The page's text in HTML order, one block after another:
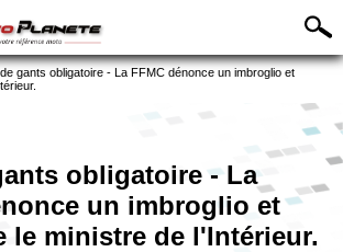
gants obligatoire - La FFMC dénonce un imbroglio et
obligatoire - La
un imbroglio et
le ministre de l'Intérieur.